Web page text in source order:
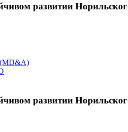
развитии
(MD&A)
развитии